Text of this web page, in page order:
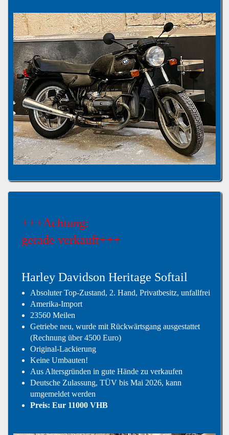
+++Achtung:
gerade verkauft+++
Harley Davidson Heritage Softail
Absoluter Top-Zustand, 2. Hand, Privatbesitz, unfallfrei
Amerika-Import
23560 Meilen
Getriebe neu, wurde mit Rückwärtsgang ausgestattet
(Rechnung über 4500 Euro)
Original-Lackierung
Keine Umbauten!
Aus Altersgründen in gute Hände zu verkaufen
Deutsche Zulassung, TÜV bis Mai 2026, kann
umgemeldet werden
Preis: Eur 11000 VHB